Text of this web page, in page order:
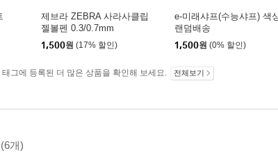
제브라 ZEBRA 사라사클립
젤볼펜 0.3/0.7mm
1,500원 (17% 할인)
e-미래샤프(수능샤프) 색
랜덤배송
1,500원 (0% 할인)
그에 등록된 더 많은 상품을 확인해 보세요. 전체보기
(6개)